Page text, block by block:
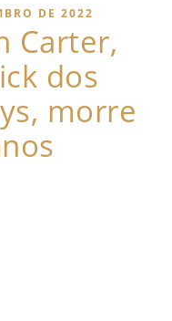
DE 2022
Carter,
dos
morre